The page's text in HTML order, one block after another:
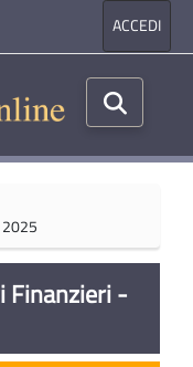
ACCEDI
Finanzieri -